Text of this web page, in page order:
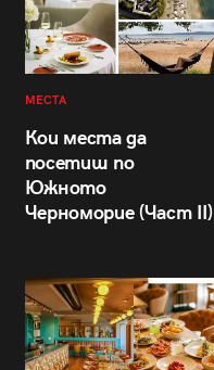
МЕСТА
Кои места да
посетиш по
Южното
Черноморие (Част II)